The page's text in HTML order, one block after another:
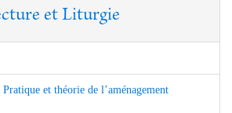
et Liturgie
et théorie de l’aménagement